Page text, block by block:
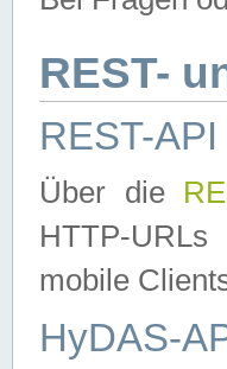
REST-
REST-API
Über die
HTTP-
mobile
HyDAS-